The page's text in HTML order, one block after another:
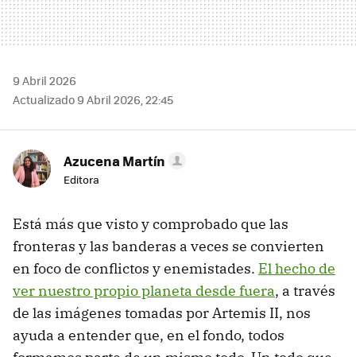
9 Abril 2026
Actualizado 9 Abril 2026, 22:45
Azucena Martín
Editora
Está más que visto y comprobado que las
fronteras y las banderas a veces se convierten
en foco de conflictos y enemistades. El hecho de
ver nuestro propio planeta desde fuera, a través
de las imágenes tomadas por Artemis II, nos
ayuda a entender que, en el fondo, todos